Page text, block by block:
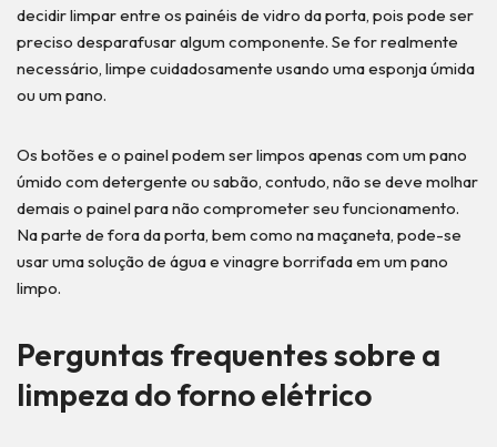
decidir limpar entre os painéis de vidro da porta, pois pode ser
preciso desparafusar algum componente. Se for realmente
necessário, limpe cuidadosamente usando uma esponja úmida
ou um pano.
Os botões e o painel podem ser limpos apenas com um pano
úmido com detergente ou sabão, contudo, não se deve molhar
demais o painel para não comprometer seu funcionamento.
Na parte de fora da porta, bem como na maçaneta, pode-se
usar uma solução de água e vinagre borrifada em um pano
limpo.
Perguntas frequentes sobre a
limpeza do forno elétrico